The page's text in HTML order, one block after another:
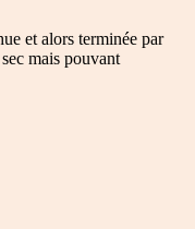
et alors terminée par
mais pouvant